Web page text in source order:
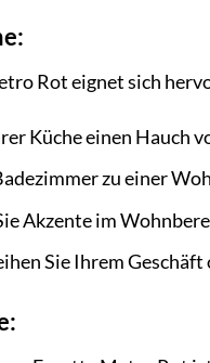
Rot eignet sich
Küche einen Hauch
zu einer
Akzente im
Sie Ihrem